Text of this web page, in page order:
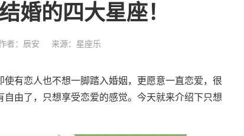
婚的四大星座！
者：辰安 来源：星座乐
有恋人也不想一脚踏入婚姻，更愿意一直恋爱，很
由了，只想享受恋爱的感觉。今天就来介绍下只想